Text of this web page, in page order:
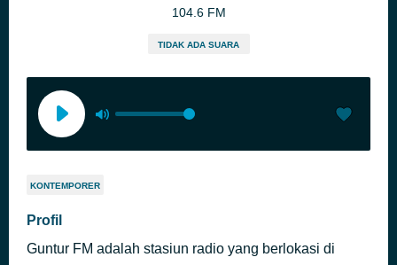
104.6 FM
TIDAK ADA SUARA
KONTEMPORER
Profil
Guntur FM adalah stasiun radio yang berlokasi di